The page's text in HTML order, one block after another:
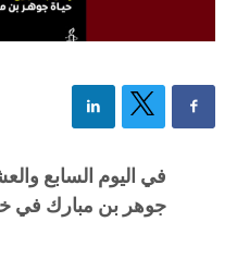
في اليوم السابع
جوهر بن مبارك في